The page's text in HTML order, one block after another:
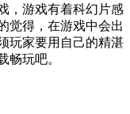
，游戏有着科幻片感
觉得，在游戏中会出
玩家要用自己的精湛
畅玩吧。